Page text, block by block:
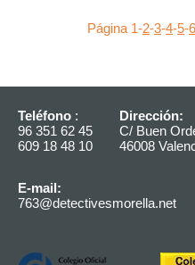
Página 1-2-3-4-5-6
Teléfono :
96 351 62 45
609 18 48 10
Dirección:
C/ Buen
46008
E-mail:
763@detectivesmorella.net